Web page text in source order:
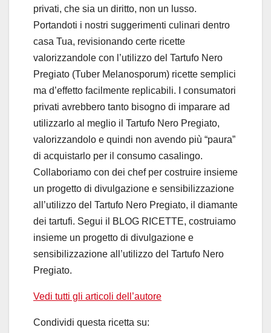
privati, che sia un diritto, non un lusso.
Portandoti i nostri suggerimenti culinari dentro
casa Tua, revisionando certe ricette
valorizzandole con l’utilizzo del Tartufo Nero
Pregiato (Tuber Melanosporum) ricette semplici
ma d’effetto facilmente replicabili. I consumatori
privati avrebbero tanto bisogno di imparare ad
utilizzarlo al meglio il Tartufo Nero Pregiato,
valorizzandolo e quindi non avendo più “paura”
di acquistarlo per il consumo casalingo.
Collaboriamo con dei chef per costruire insieme
un progetto di divulgazione e sensibilizzazione
all’utilizzo del Tartufo Nero Pregiato, il diamante
dei tartufi. Segui il BLOG RICETTE, costruiamo
insieme un progetto di divulgazione e
sensibilizzazione all’utilizzo del Tartufo Nero
Pregiato.
Vedi tutti gli articoli dell’autore
Condividi questa ricetta su: